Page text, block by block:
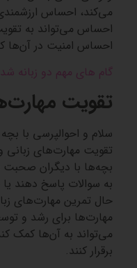
می‌کند، احساس
احساس می‌تواند به
احساس امنیت در آن‌ها
گام های مهم دو زبانه
تقویت
سلام و احوالپرسی با
تقویت مهارت‌های
بچه‌ها با دیگران صحبت
به سوالات پاسخ دهند
حال تمرین مهارت‌های
مهارت‌ها برای رشد و
می‌تواند به آن‌ها کمک کند
برقرار کنند.